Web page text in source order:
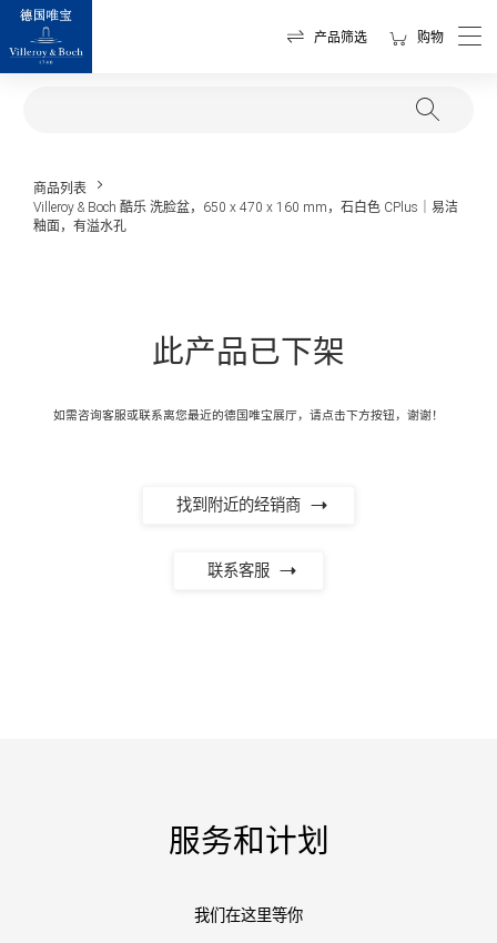
产品筛选 购物
商品列表
Villeroy & Boch 酷乐 洗脸盆，650 x 470 x 160 mm，石白色 CPlus｜易洁
釉面，有溢水孔
此产品已下架
如需咨询客服或联系离您最近的德国唯宝展厅，请点击下方按钮，谢谢！
找到附近的经销商
联系客服
服务和计划
我们在这里等你